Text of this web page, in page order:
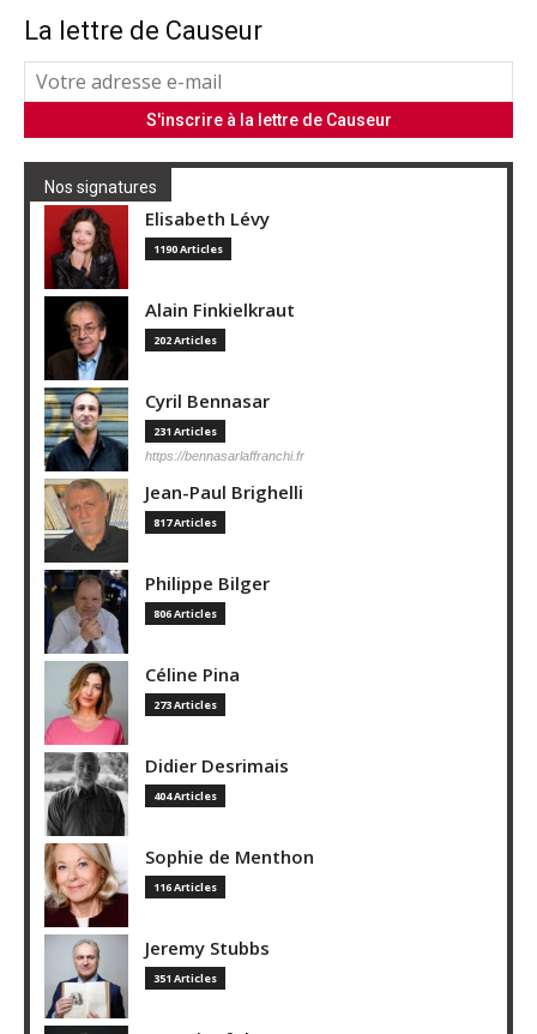
La lettre de Causeur
Nos signatures
Elisabeth Lévy
1190 Articles
Alain Finkielkraut
202 Articles
Cyril Bennasar
231 Articles
https://bennasarlaffranchi.fr
Jean-Paul Brighelli
817 Articles
Philippe Bilger
806 Articles
Céline Pina
273 Articles
Didier Desrimais
404 Articles
Sophie de Menthon
116 Articles
Jeremy Stubbs
351 Articles